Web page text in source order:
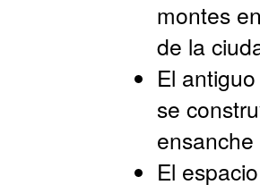
montes
de la
El
se
El